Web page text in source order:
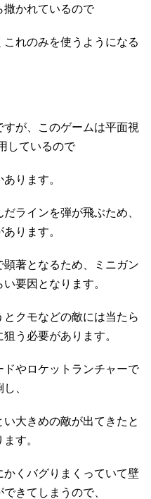
撒かれているので
れのみを使うようになる
が、このゲームは平面視
しているので
ります。
ラインを弾が飛ぶため、
ります。
著となるため、ミニガン
要因となります。
クモなどの敵には当たら
う必要があります。
やロケットランチャーで
、
大きめの敵が出てきたと
す。
くバグりまくっていて壁
きてしまうので、